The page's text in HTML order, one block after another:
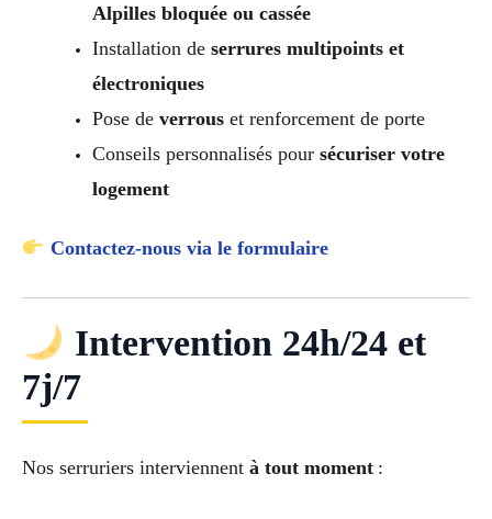
Alpilles bloquée ou cassée
Installation de serrures multipoints et
électroniques
Pose de verrouset renforcement de porte
Conseils personnalisés pour sécuriser votre
logement
Contactez-nous via le formulaire
Intervention 24h/24 et
7j/7
Nos serruriers interviennent à tout moment :